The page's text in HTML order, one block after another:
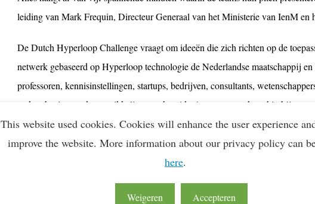
leiding van Mark Frequin, Directeur Generaal van het Ministerie van IenM en
De Dutch Hyperloop Challenge vraagt om ideeën die zich richten op de
netwerk gebaseerd op Hyperloop technologie de Nederlandse maatschappij
professoren, kennisinstellingen, startups, bedrijven, consultants,
weken bezig met de ontwikkeling van hun idee/concept en u kunt hierbij
voor de beste in het algemeen, één voor de meest out-of the-box en één voor
beloond met een reis naar Hyperloop One in de VS. De overall winnaar wordt
voor de Hyperloop One Global Challenge.
Het programma ziet er als volgt uit:
This website used cookies. Cookies will enhance the user experience
improve the website. More information about our privacy policy can
here.
Weigeren Accepteren